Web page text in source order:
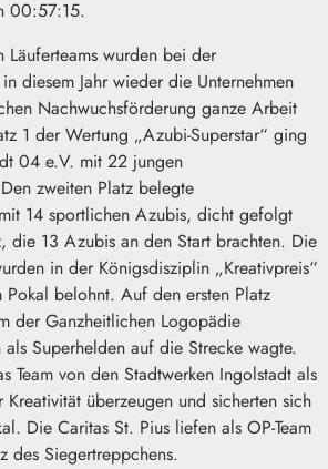
00:57:15.
wurden bei der
diesem Jahr wieder die Unternehmen
Nachwuchsförderung ganze Arbeit
1 der Wertung „Azubi-Superstar“ ging
04 e.V. mit 22 jungen
zweiten Platz belegte
14 sportlichen Azubis, dicht gefolgt
die 13 Azubis an den Start brachten. Die
in der Königsdisziplin „Kreativpreis“
belohnt. Auf den ersten Platz
der Ganzheitlichen Logopädie
Superhelden auf die Strecke wagte.
Team von den Stadtwerken Ingolstadt als
überzeugen und sicherten sich
Die Caritas St. Pius liefen als OP-Team
des Siegertreppchens.